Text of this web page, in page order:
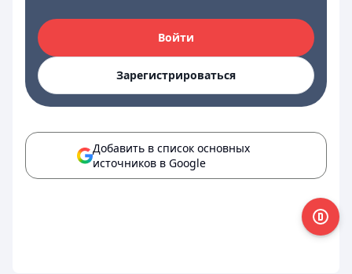
Войти
Зарегистрироваться
Добавить в список основных
источников в Google